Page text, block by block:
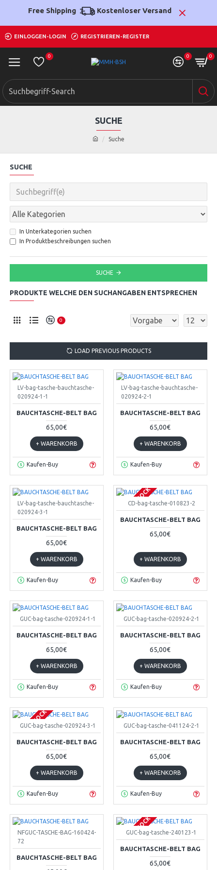
Free Shipping Kostenloser Versand
EINLOGGEN-LOGIN REGISTRIEREN-REGISTER
0 0 0
Suche
SUCHE
SUCHE
In Unterkategorien suchen
In Produktbeschreibungen suchen
SUCHE
PRODUKTE WELCHE DEN SUCHANGABEN ENTSPRECHEN
0
LOAD PREVIOUS PRODUCTS
LV-bag-tasche-bauchtasche-
020924-1-1
BAUCHTASCHE-BELT BAG
65,00€
+ WARENKORB
Kaufen-Buy
LV-bag-tasche-bauchtasche-
020924-2-1
BAUCHTASCHE-BELT BAG
65,00€
+ WARENKORB
Kaufen-Buy
LV-bag-tasche-bauchtasche-
020924-3-1
BAUCHTASCHE-BELT BAG
65,00€
+ WARENKORB
Kaufen-Buy
OUT OF STOCK
CD-bag-tasche-010823-2
BAUCHTASCHE-BELT BAG
65,00€
+ WARENKORB
Kaufen-Buy
GUC-bag-tasche-020924-1-1
BAUCHTASCHE-BELT BAG
65,00€
+ WARENKORB
Kaufen-Buy
GUC-bag-tasche-020924-2-1
BAUCHTASCHE-BELT BAG
65,00€
+ WARENKORB
Kaufen-Buy
OUT OF STOCK
GUC-bag-tasche-020924-3-1
BAUCHTASCHE-BELT BAG
65,00€
+ WARENKORB
Kaufen-Buy
GUC-bag-tasche-041124-2-1
BAUCHTASCHE-BELT BAG
65,00€
+ WARENKORB
Kaufen-Buy
NFGUC-TASCHE-BAG-160424-
72
BAUCHTASCHE-BELT BAG
OUT OF STOCK
GUC-bag-tasche-240123-1
BAUCHTASCHE-BELT BAG
65,00€